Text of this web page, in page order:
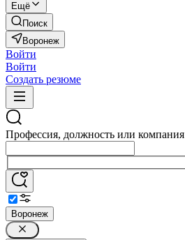
Ещё
Поиск
Воронеж
Войти
Войти
Создать резюме
Профессия, должность или компания
Воронеж